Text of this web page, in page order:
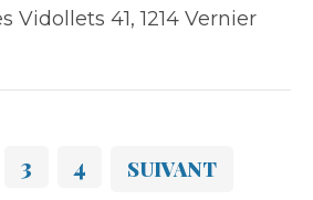
Vidollets 41, 1214 Vernier
3 4 SUIVANT